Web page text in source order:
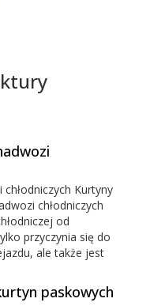
Kurtyny
chłodniczych
od
przyczynia się do
ale także jest
paskowych